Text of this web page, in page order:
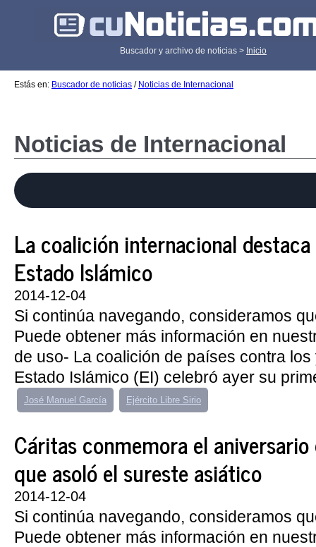
Buscador y archivo de noticias > Inicio
Estás en: Buscador de noticias / Noticias de Internacional
Noticias de Internacional
La coalición internacional
Estado Islámico
2014-12-04
Si continúa navegando, consideramos
Puede obtener más información en
de uso- La coalición de países contra
Estado Islámico (EI) celebró ayer su
José Manuel García Ejército Libre Sirio
Cáritas conmemora el
que asoló el sureste asiático
2014-12-04
Si continúa navegando, consideramos
Puede obtener más información en